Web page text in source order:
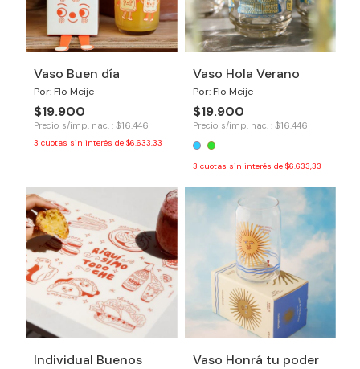
Vaso Buen día
Por: Flo Meije
$19.900
Precio s/imp. nac. : $16.446
3 cuotas sin interés de $6.633,33
Vaso Hola Verano
Por: Flo Meije
$19.900
Precio s/imp. nac. : $16.446
3 cuotas sin interés de $6.633,33
Individual Buenos
Vaso Honrá tu poder